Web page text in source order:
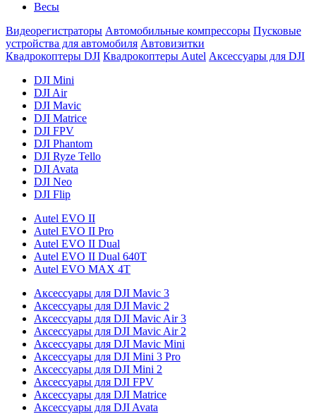
Весы
Видеорегистраторы Автомобильные компрессоры Пусковые
устройства для автомобиля Автовизитки
Квадрокоптеры DJI Квадрокоптеры Autel Аксессуары для DJI
DJI Mini
DJI Air
DJI Mavic
DJI Matrice
DJI FPV
DJI Phantom
DJI Ryze Tello
DJI Avata
DJI Neo
DJI Flip
Autel EVO II
Autel EVO II Pro
Autel EVO II Dual
Autel EVO II Dual 640T
Autel EVO MAX 4T
Аксессуары для DJI Mavic 3
Аксессуары для DJI Mavic 2
Аксессуары для DJI Mavic Air 3
Аксессуары для DJI Mavic Air 2
Аксессуары для DJI Mavic Mini
Аксессуары для DJI Mini 3 Pro
Аксессуары для DJI Mini 2
Аксессуары для DJI FPV
Аксессуары для DJI Matrice
Аксессуары для DJI Avata